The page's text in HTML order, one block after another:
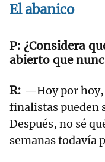
El abanico
¿Considera
abierto que
—Hoy por hoy,
finalistas pueden
Después, no sé
semanas todavía